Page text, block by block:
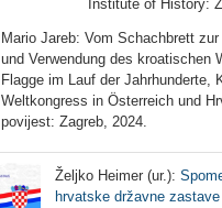
Institute of History:
Mario Jareb: Vom Schachbrett
und Verwendung des kroatischen
Flagge im Lauf der Jahrhunderte,
Weltkongress in Österreich und
povijest: Zagreb, 2024.
Željko Heimer (ur.):
hrvatske državne